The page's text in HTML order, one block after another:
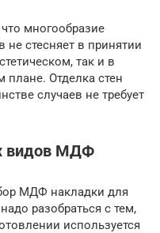
многообразие
стесняет в принятии
так и в
Отделка стен
случаев не требует
видов МДФ
МДФ накладки для
разобраться с тем,
используется